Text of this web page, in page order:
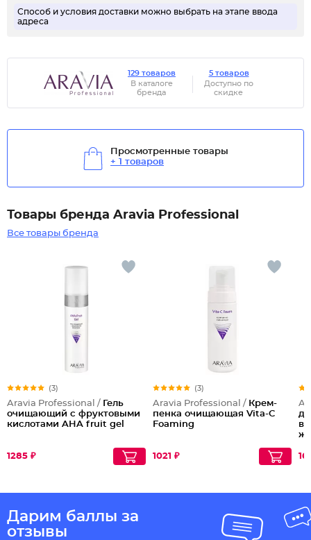
Способ и условия доставки можно выбрать на этапе ввода
адреса
129 товаров
В каталоге
бренда
5 товаров
Доступно по
скидке
Просмотренные товары
+ 1 товаров
Товары бренда Aravia Professional
Все товары бренда
(3)
Aravia Professional / Гель
очищающий с фруктовыми
кислотами AHA fruit gel
1285 ₽
(3)
Aravia Professional / Крем-
пенка очищающая Vita-C
Foaming
1021 ₽
Дарим баллы за
отзывы